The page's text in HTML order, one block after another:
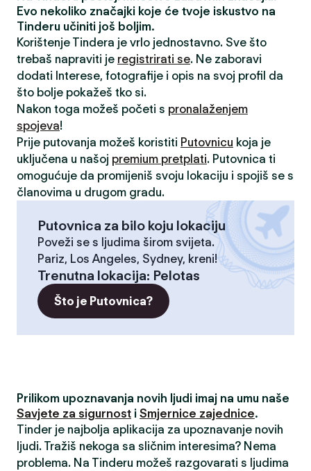
Evo nekoliko značajki koje će tvoje iskustvo na
Tinderu učiniti još boljim.
Korištenje Tindera je vrlo jednostavno. Sve što
trebaš napraviti je registrirati se. Ne zaboravi
dodati Interese, fotografije i opis na svoj profil da
što bolje pokažeš tko si.
Nakon toga možeš početi s pronalaženjem
spojeva!
Prije putovanja možeš koristiti Putovnicu koja je
uključena u našoj premium pretplati. Putovnica ti
omogućuje da promijeniš svoju lokaciju i spojiš se s
članovima u drugom gradu.
Putovnica za bilo koju lokaciju
Poveži se s ljudima širom svijeta.
Pariz, Los Angeles, Sydney, kreni!
Trenutna lokacija: Pelotas
Što je Putovnica?
Prilikom upoznavanja novih ljudi imaj na umu naše
Savjete za sigurnost i Smjernice zajednice.
Tinder je najbolja aplikacija za upoznavanje novih
ljudi. Tražiš nekoga sa sličnim interesima? Nema
problema. Na Tinderu možeš razgovarati s ljudima